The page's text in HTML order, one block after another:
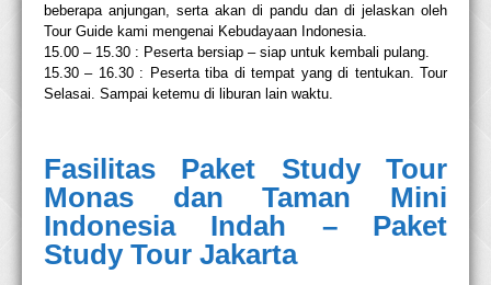
beberapa anjungan, serta akan di pandu dan di jelaskan oleh
Tour Guide kami mengenai Kebudayaan Indonesia.
15.00 – 15.30 : Peserta bersiap – siap untuk kembali pulang.
15.30 – 16.30 : Peserta tiba di tempat yang di tentukan. Tour
Selasai. Sampai ketemu di liburan lain waktu.
Fasilitas Paket Study Tour
Monas dan Taman Mini
Indonesia Indah – Paket
Study Tour Jakarta